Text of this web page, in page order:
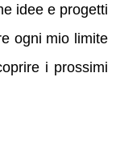
idee e progetti
ogni mio limite
i prossimi